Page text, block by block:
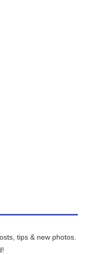
tips & new photos.